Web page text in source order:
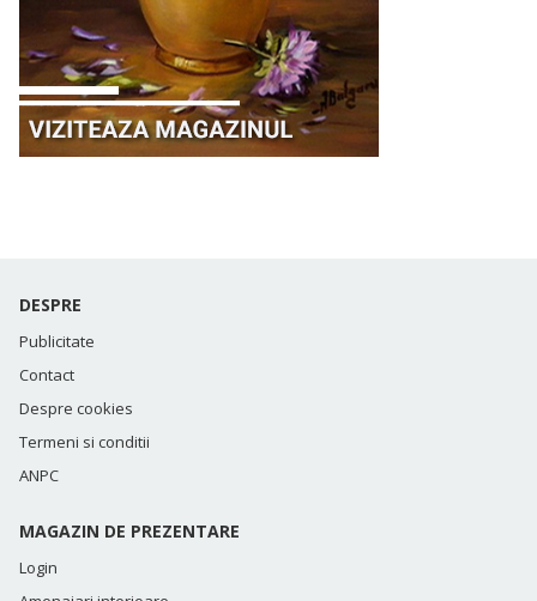
DESPRE
Publicitate
Contact
Despre cookies
Termeni si conditii
ANPC
MAGAZIN DE PREZENTARE
Login